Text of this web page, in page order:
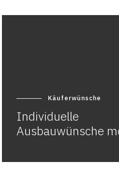
Käuferwünsche
Individuelle
Ausbauwünsche